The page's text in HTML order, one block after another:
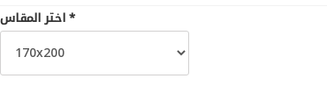
قماش دبل نت
ارتفاع المرتبة : 24 سم
اختر المقاس*